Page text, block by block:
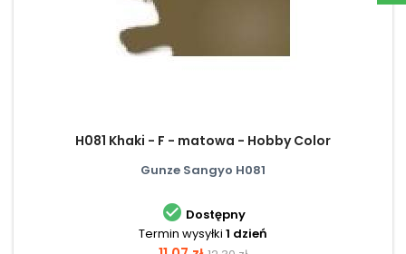
H081 Khaki - F - matowa - Hobby Color
Gunze Sangyo H081
 Dostępny
Termin wysyłki 1 dzień